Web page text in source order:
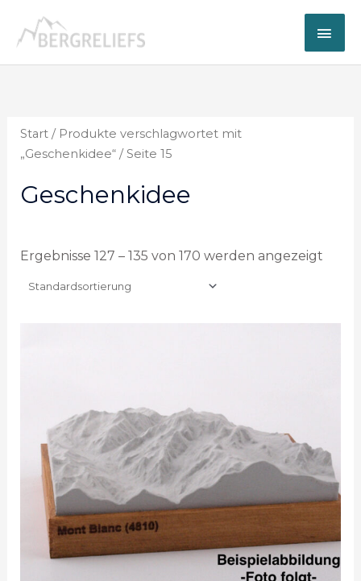
Inhalt
springen
Start/ Produkte verschlagwortet mit
„Geschenkidee“/ Seite 15
Geschenkidee
Ergebnisse 127 – 135 von 170 werden angezeigt